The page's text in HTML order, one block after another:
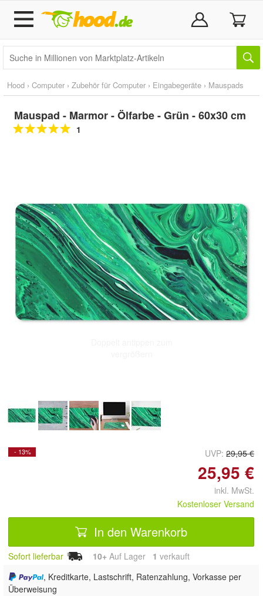
Hood › Computer › Zubehör für Computer › Eingabegeräte › Mauspads
Mauspad - Marmor - Ölfarbe - Grün - 60x30 cm
1
- 13% UVP: 29,95 €
25,95 €
inkl. MwSt.
Kostenloser Versand
In den Warenkorb
Sofort lieferbar 10+ Auf Lager 1 verkauft
, Kreditkarte, Lastschrift, Ratenzahlung, Vorkasse per
Überweisung